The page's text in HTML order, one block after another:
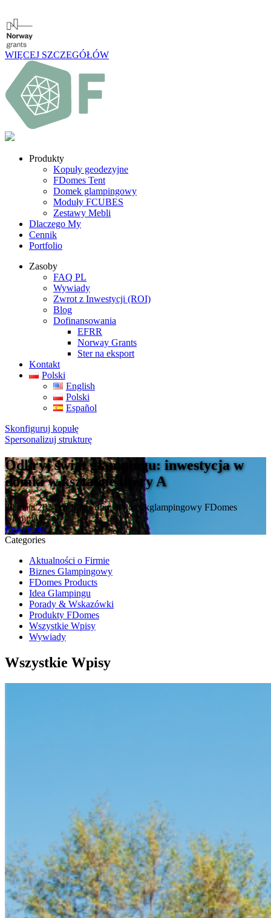
WIĘCEJ SZCZEGÓŁÓW
Produkty
Kopuły geodezyjne
FDomes Tent
Domek glampingowy
Moduły FCUBES
Zestawy Mebli
Dlaczego My
Cennik
Portfolio
Zasoby
FAQ PL
Wywiady
Zwrot z Inwestycji (ROI)
Blog
Dofinansowania
EFRR
Norway Grants
Ster na eksport
Kontakt
Polski
English
Polski
Español
Skonfiguruj kopułę
Spersonalizuj strukturę
Odkryj świat glampingu: inwestycja w
domki w kształcie litery A
20 maja 2024 | a-frame domek domekglampingowy FDomes
Glamping
Read more
Categories
Aktualności o Firmie
Biznes Glampingowy
FDomes Products
Idea Glampingu
Porady & Wskazówki
Produkty FDomes
Wszystkie Wpisy
Wywiady
Wszystkie Wpisy